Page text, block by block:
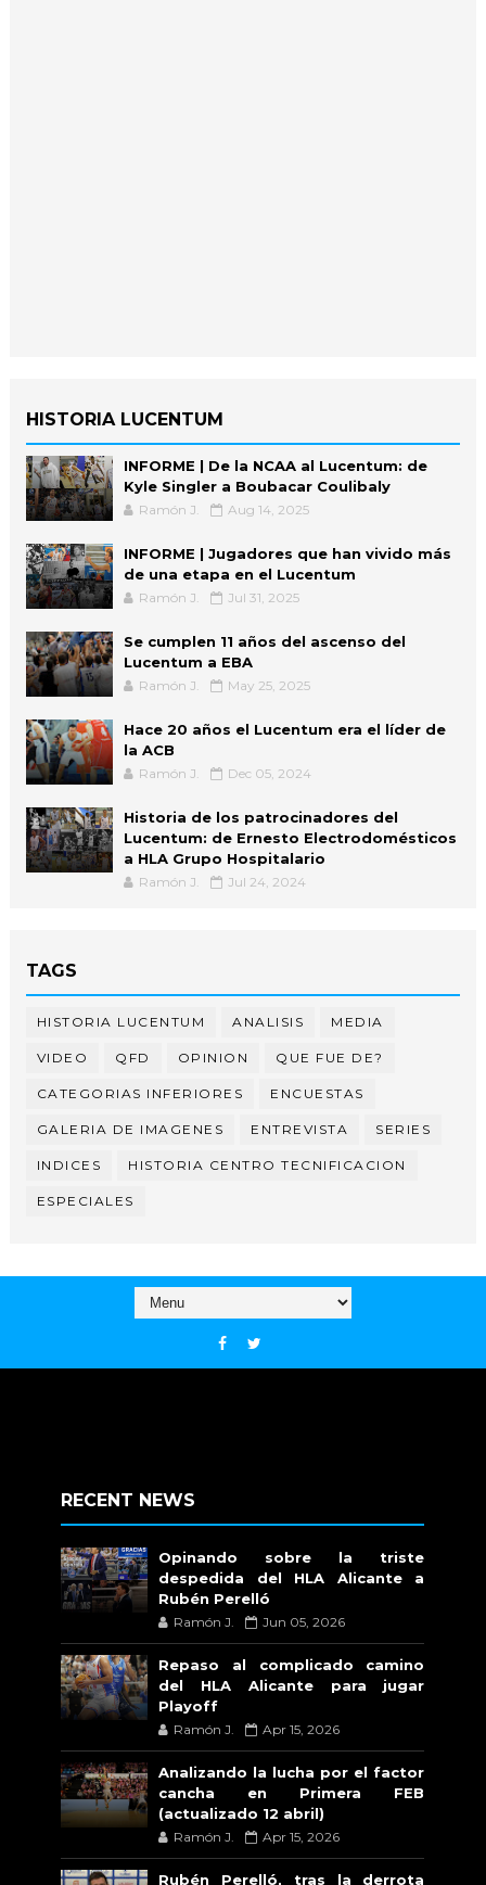
HISTORIA LUCENTUM
INFORME | De la NCAA al Lucentum: de
Kyle Singler a Boubacar Coulibaly
Ramón J. Aug 14, 2025
INFORME | Jugadores que han vivido más
de una etapa en el Lucentum
Ramón J. Jul 31, 2025
Se cumplen 11 años del ascenso del
Lucentum a EBA
Ramón J. May 25, 2025
Hace 20 años el Lucentum era el líder de
la ACB
Ramón J. Dec 05, 2024
Historia de los patrocinadores del
Lucentum: de Ernesto Electrodomésticos
a HLA Grupo Hospitalario
Ramón J. Jul 24, 2024
TAGS
HISTORIA LUCENTUM ANALISIS MEDIA
VIDEO QFD OPINION QUE FUE DE?
CATEGORIAS INFERIORES ENCUESTAS
GALERIA DE IMAGENES ENTREVISTA SERIES
INDICES HISTORIA CENTRO TECNIFICACION
ESPECIALES
RECENT NEWS
Opinando sobre la triste
despedida del HLA Alicante a
Rubén Perelló
Ramón J. Jun 05, 2026
Repaso al complicado camino
del HLA Alicante para jugar
Playoff
Ramón J. Apr 15, 2026
Analizando la lucha por el factor
cancha en Primera FEB
(actualizado 12 abril)
Ramón J. Apr 15, 2026
Rubén Perelló, tras la derrota